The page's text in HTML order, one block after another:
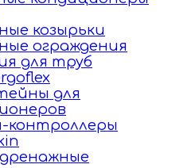
козырьки
ограждения
для труб
для
контроллеры